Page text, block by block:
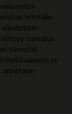
lehtiään.
sijoitetaan
samalla
siirrellä.
ja